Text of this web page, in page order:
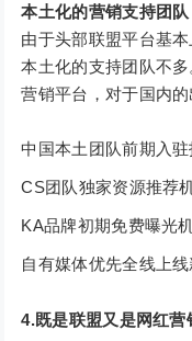
本土化的营销支持团队
由于头部联盟平台基
本土化的支持团队不
营销平台，对于国内
中国本土团队前期入驻
CS团队独家资源推荐
KA品牌初期免费曝光
自有媒体优先全线上
4.既是联盟又是网红营